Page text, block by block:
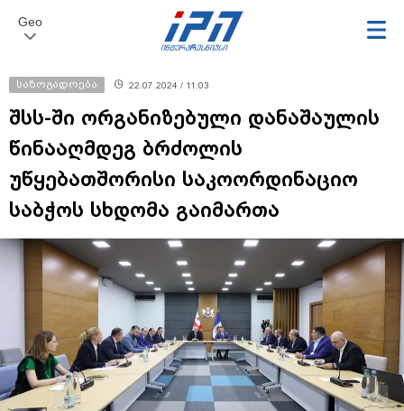
Geo
საზოგადოება 22.07.2024 / 11:03
შსს-ში ორგანიზებული დანაშაულის
წინააღმდეგ ბრძოლის
უწყებათშორისი საკოორდინაციო
საბჭოს სხდომა გაიმართა